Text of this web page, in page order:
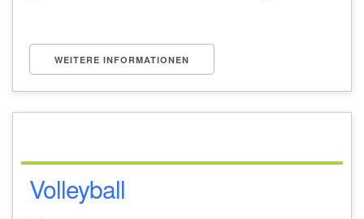
WEITERE INFORMATIONEN
Volleyball